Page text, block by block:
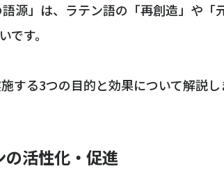
源」は、ラテン語の「再創造」や「
す。
する3つの目的と効果について解説し
の活性化・促進